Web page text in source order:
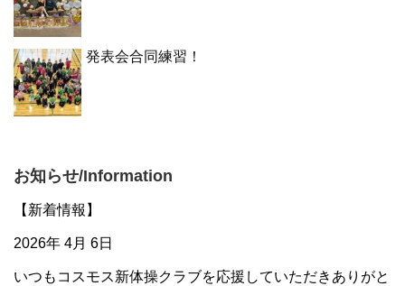
発表会合同練習！
お知らせ/Information
【新着情報】
2026年 4月 6日
いつもコスモス新体操クラブを応援していただきありがと